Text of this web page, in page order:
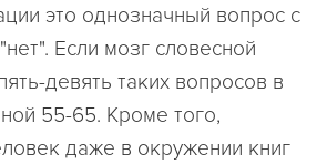
это однозначный вопрос с
Если мозг словесной
девять таких вопросов в
55-65. Кроме того,
даже в окружении книг